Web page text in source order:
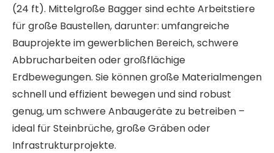
(24 ft). Mittelgroße Bagger sind echte Arbeitstiere
für große Baustellen, darunter: umfangreiche
Bauprojekte im gewerblichen Bereich, schwere
Abbrucharbeiten oder großflächige
Erdbewegungen. Sie können große Materialmengen
schnell und effizient bewegen und sind robust
genug, um schwere Anbaugeräte zu betreiben –
ideal für Steinbrüche, große Gräben oder
Infrastrukturprojekte.